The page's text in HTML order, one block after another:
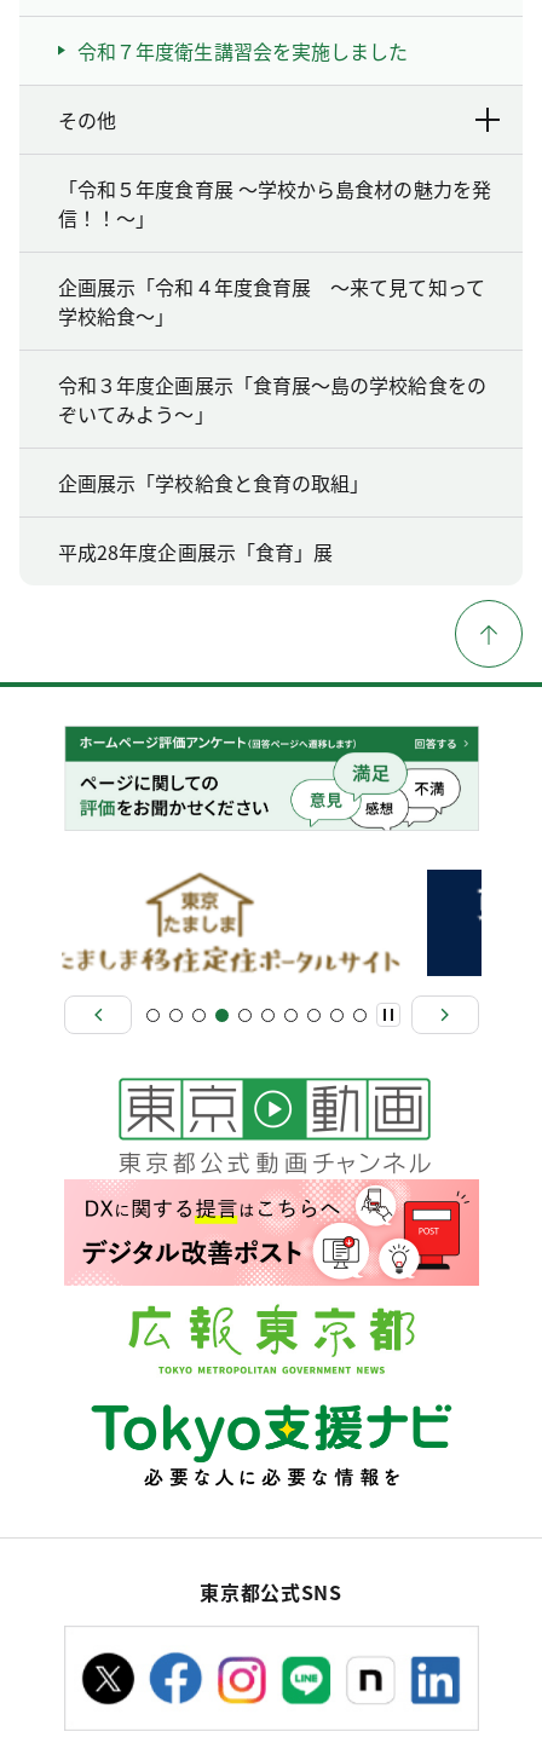
令和７年度衛生講習会を実施しました
その他
「令和５年度食育展 ～学校から島食材の魅力を発
信！！～」
企画展示「令和４年度食育展 ～来て見て知って
学校給食～」
令和３年度企画展示「食育展～島の学校給食をの
ぞいてみよう～」
企画展示「学校給食と食育の取組」
平成28年度企画展示「食育」展
東京都公式SNS